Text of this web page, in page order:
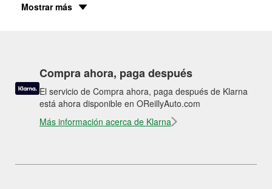
Mostrar más
Compra ahora, paga después
El servicio de Compra ahora, paga después de Klarna
está ahora disponible en OReillyAuto.com
Más información acerca de Klarna